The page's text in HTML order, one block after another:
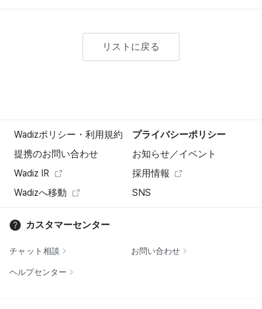
リストに戻る
Wadizポリシー・利用規約
プライバシーポリシー
提携のお問い合わせ
お知らせ／イベント
Wadiz IR
採用情報
Wadizへ移動
SNS
カスタマーセンター
チャット相談 お問い合わせ
ヘルプセンター